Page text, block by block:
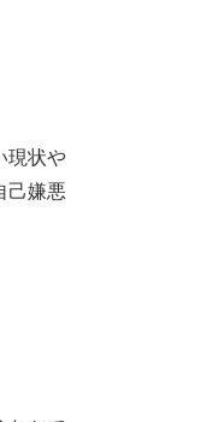
現状や
己嫌悪